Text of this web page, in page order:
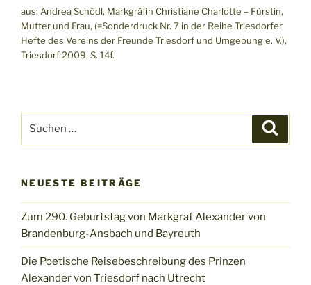
aus: Andrea Schödl, Markgräfin Christiane Charlotte – Fürstin,
Mutter und Frau, (=Sonderdruck Nr. 7 in der Reihe Triesdorfer
Hefte des Vereins der Freunde Triesdorf und Umgebung e. V.),
Triesdorf 2009, S. 14f.
nach:
NEUESTE BEITRÄGE
Zum 290. Geburtstag von Markgraf Alexander von
Brandenburg-Ansbach und Bayreuth
Die Poetische Reisebeschreibung des Prinzen
Alexander von Triesdorf nach Utrecht